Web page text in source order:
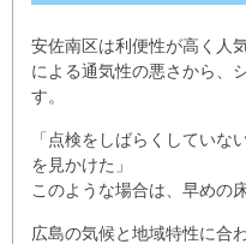
安佐南区は利便性が高く人
による通気性の悪さから、
す。
「点検をしばらくしていな
を見かけた」
このような場合は、早めの
広島の気候と地域特性に合